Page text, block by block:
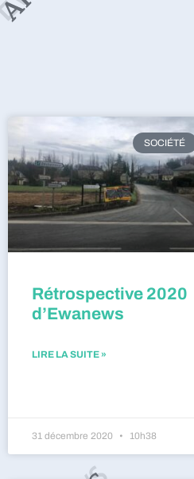
SOCIÉTÉ
Rétrospective 2020
d’Ewanews
LIRE LA SUITE »
31 décembre 2020 10h38